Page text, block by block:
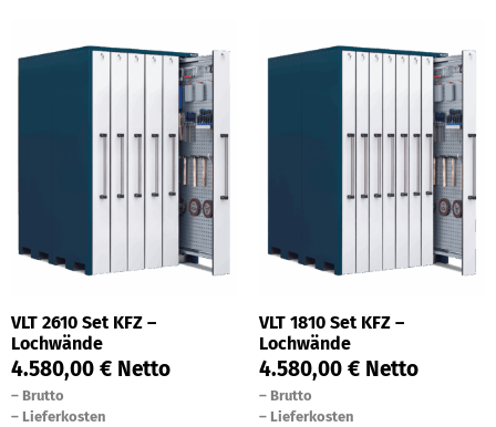
VLT 2610 Set KFZ –
Lochwände
4.580,00 € Netto
– Brutto
– Lieferkosten
VLT 1810 Set KFZ –
Lochwände
4.580,00 € Netto
– Brutto
– Lieferkosten